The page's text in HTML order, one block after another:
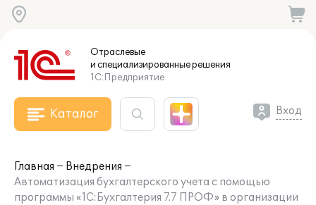
Отраслевые
и специализированныерешения
1С:Предприятие
Каталог Вход
Главная
Внедрения
Автоматизация бухгалтерского учета с помощью
программы «1C:Бухгалтерия 7.7 ПРОФ» в организации